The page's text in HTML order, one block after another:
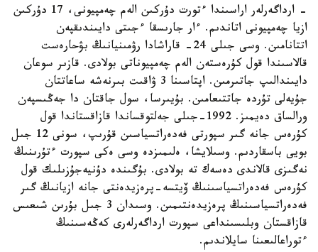
- ارداگەرلەر اراسىندا ءتورت دۇركىن الەم چەمپيونى، 17 دۇركىن
ازيا چەمپيونى اتاندىم. ءار جارىسقا ءجىتى دايىندىقپەن
اتتانامىن. وسى جىلى 24- قاراشادا رۋمىنيانىڭ بۋحارەست
قالاسىندا قول كۇرەستەن الەم چەمپيوناتى بولادى. قازىر سوعان
دايىندالىپ جاتىرمىن. اپتاسىنا 3 ۋاقىت بىرنەشە ساعاتتان
جۇيەلى تۇردە جاتتىعامىن. بۇيىرسا، سول جاقتان دا جەڭىسپەن
ورالساق دەيمىز. 1992-جىلى جەلتوقساندا قازاقستاندا قول
كۇرەس جانە گىر سپورتى فەدەراتسياسىن قۇرىپ، سونى 12 جىل
بويى باسقاردىم. وسىلايشا، ەلىمىزدە وسى ەكى سپورت ءتۇرىنىڭ
نەگىزى قالاندى دەسەك تە بولادى. بۇگىندە دۇنيەجۇزىلىك قول
كۇرەس فەدەراتسياسىنىڭ ۆيتسە-پرەزيدەنتى جانە ازيانىڭ گىر
فەدەراتسياسىنىڭ پرەزيدەنتىمىن. وسىدان 3 جىل بۇرىن شىعىس
قازاقستان وبلىسىنداعى سپورت ارداگەرلەرى كەڭەسىنىڭ
ءتوراعالىعىنا سايلاندىم.